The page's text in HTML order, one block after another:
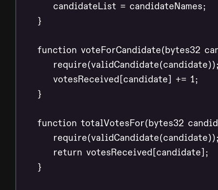
        candidateList = candidateNames;
    }
function voteForCandidate(bytes32
        votesReceived[candidate] += 1;
    }
function totalVotesFor(bytes32
        return votesReceived[candidate];
    }